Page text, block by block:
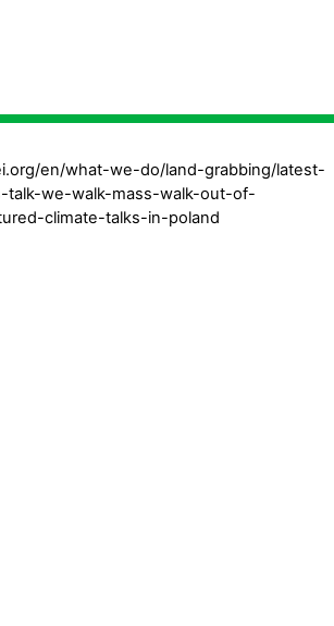
en/what-we-do/land-grabbing/latest-
talk-we-walk-mass-walk-out-of-
climate-talks-in-poland